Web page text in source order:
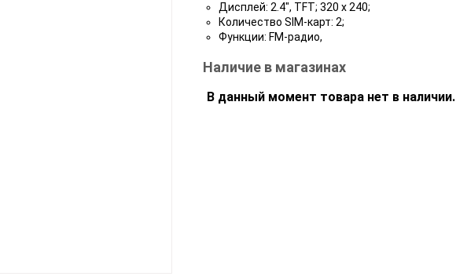
Дисплей: 2.4", TFT; 320 х 240;
Количество SIM-карт: 2;
Функции: FM-радио,
Наличие в магазинах
В данный момент товара нет в наличии.